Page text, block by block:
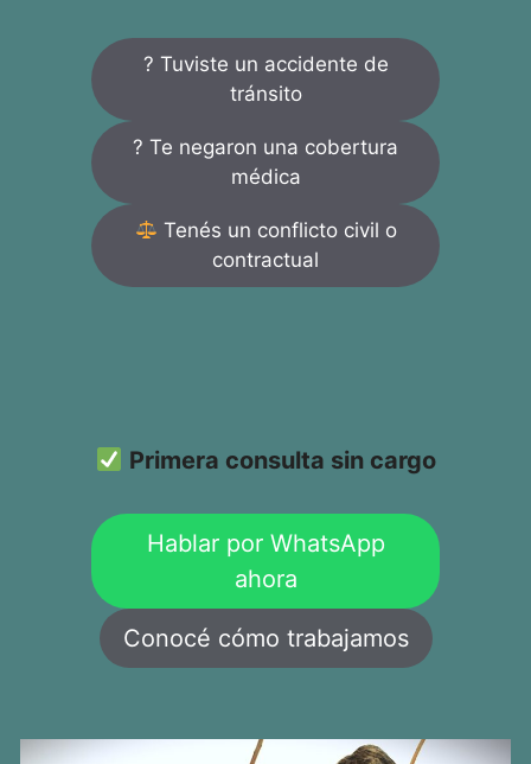
? Tuviste un accidente de
tránsito
? Te negaron una cobertura
médica
Tenés un conflicto civil o
contractual
Primera consulta sin cargo
Hablar por WhatsApp
ahora
Conocé cómo trabajamos